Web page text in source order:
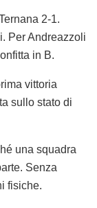
2-1.
Per Andreazzoli
in B.
vittoria
sullo stato di
una squadra
Senza
fisiche.